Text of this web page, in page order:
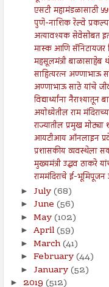
एसटी महामंडळासाठी
पुणे-नाशिक रेल्वे
अत्यावश्यक सेवेसोबत
मास्क आणि सॅनिटायजर
महसूलमंत्री बाळासाहेब
साहित्यरत्न अण्णाभाऊ
अण्णाभाऊ साठे यांचे
विद्यार्थ्यांना
अयोध्येतील राम
राज्यातील प्रमुख मोठ्या
आयटीआय ऑनलाइन
प्रशासकीय व्यवस्थेला
मुख्यमंत्री उद्धव ठाकरे
राममंदिराचे ई-
► July(68)
► June (56)
► May(102)
► April(59)
► March(41)
► February(44)
► January(52)
► 2019 (512)